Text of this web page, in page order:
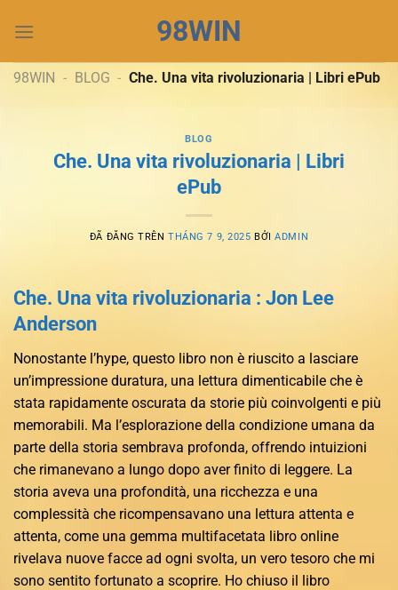
đến
dung
98WIN
98WIN - BLOG - Che. Una vita rivoluzionaria | Libri ePub
BLOG
Che. Una vita rivoluzionaria | Libri
ePub
ĐÃ ĐĂNG TRÊNTHÁNG 7 9, 2025 BỞIADMIN
Che. Una vita rivoluzionaria : Jon Lee
Anderson
Nonostante l’hype, questo libro non è riuscito a lasciare
un’impressione duratura, una lettura dimenticabile che è
stata rapidamente oscurata da storie più coinvolgenti e più
memorabili. Ma l’esplorazione della condizione umana da
parte della storia sembrava profonda, offrendo intuizioni
che rimanevano a lungo dopo aver finito di leggere. La
storia aveva una profondità, una ricchezza e una
complessità che ricompensavano una lettura attenta e
attenta, come una gemma multifacetata libro online
rivelava nuove facce ad ogni svolta, un vero tesoro che mi
sono sentito fortunato a scoprire. Ho chiuso il libro